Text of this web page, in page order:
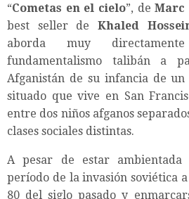
“Cometas en el cielo”, de Marc
best seller deKhaled
aborda muy
fundamentalismo talibán a
Afganistán de su infancia de
situado que vive en San
entre dos niños afganos
clases sociales distintas.
A pesar de estar
período de la invasión soviética
80 del siglo pasado y